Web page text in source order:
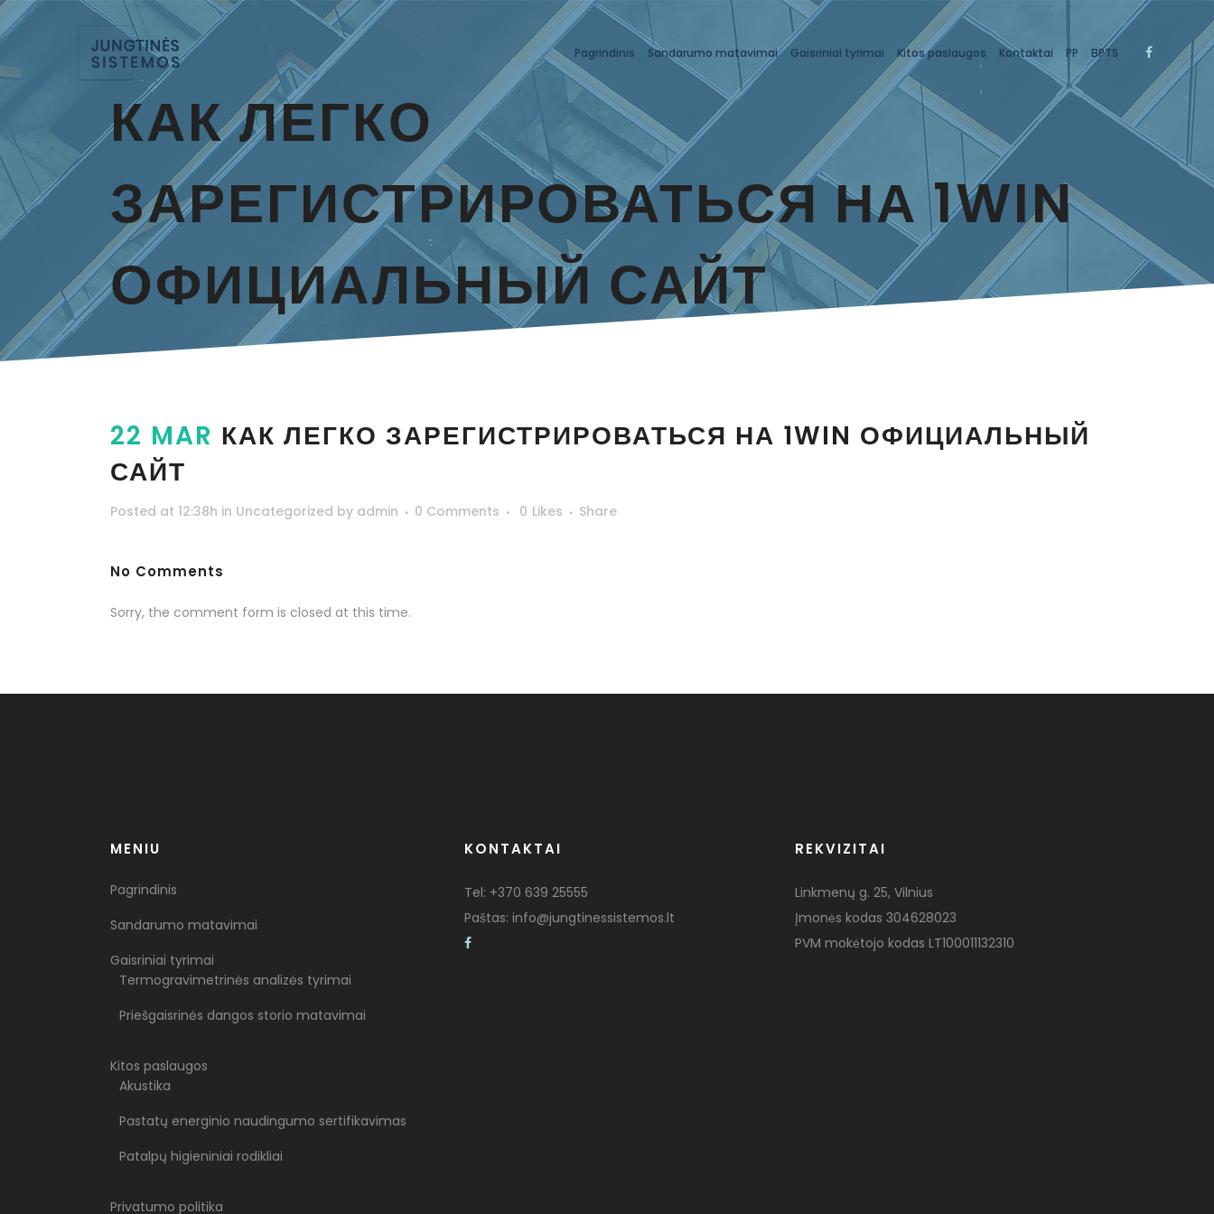
Pagrindinis Sandarumo matavimai Gaisriniai tyrimai Kitos paslaugos Kontaktai PP BPTS
КАК ЛЕГКО
ЗАРЕГИСТРИРОВАТЬСЯ НА 1WIN
ОФИЦИАЛЬНЫЙ САЙТ
22 MAR КАК ЛЕГКО ЗАРЕГИСТРИРОВАТЬСЯ НА 1WIN ОФИЦИАЛЬНЫЙ
САЙТ
Posted at 12:38h in Uncategorized by admin 0 Comments 0 Likes Share
No Comments
Sorry, the comment form is closed at this time.
MENIU
Pagrindinis
Sandarumo matavimai
Gaisriniai tyrimai
Termogravimetrinės analizės tyrimai
Priešgaisrinės dangos storio matavimai
Kitos paslaugos
Akustika
Pastatų energinio naudingumo sertifikavimas
Patalpų higieniniai rodikliai
Privatumo politika
KONTAKTAI
Tel: +370 639 25555
Paštas: info@jungtinessistemos.lt
REKVIZITAI
Linkmenų g. 25, Vilnius
Įmonės kodas 304628023
PVM mokėtojo kodas LT100011132310